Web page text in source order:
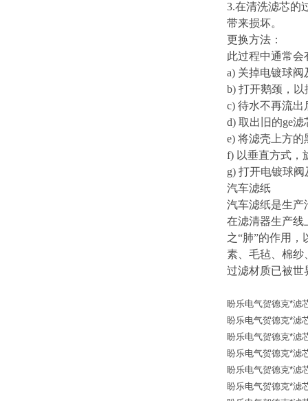
3.在清洗滤芯的
带来损坏。
更换方法：
此过程中通常会
a) 关掉电镀球阀
b) 打开鹅颈，
c) 待水不再流
d) 取出旧的ge
e) 将滤壳上方的
f) 以垂直方式，
g) 打开电镀球
汽车滤纸
汽车滤纸是生产
在滤清器生产线
之“肺”的作用
素、毛毡、棉纱
过滤材质已被世
盼乐电气贺德克*滤
盼乐电气贺德克*滤
盼乐电气贺德克*滤
盼乐电气贺德克*滤
盼乐电气贺德克*滤
盼乐电气贺德克*滤